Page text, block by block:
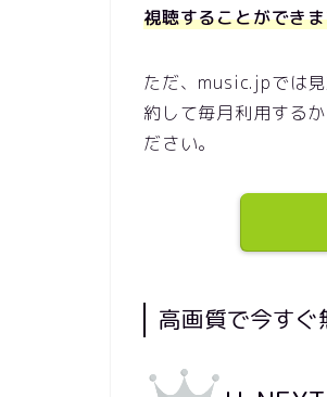
視聴することができ
ただ、music.jpでは
約して毎月利用する
ださい。
高画質で今すぐ